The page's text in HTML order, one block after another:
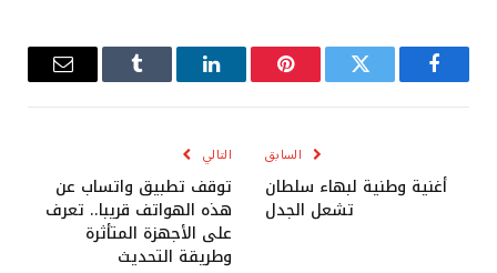
فيسبوك تويتر بينتيريستلينكدإن Tumblr
البريد
السابق
أغنية وطنية لبهاء سلطان
تشعل الجدل
التالي
توقف تطبيق واتساب عن
هذه الهواتف قريبا.. تعرف
على الأجهزة المتأثرة
وطريقة التحديث